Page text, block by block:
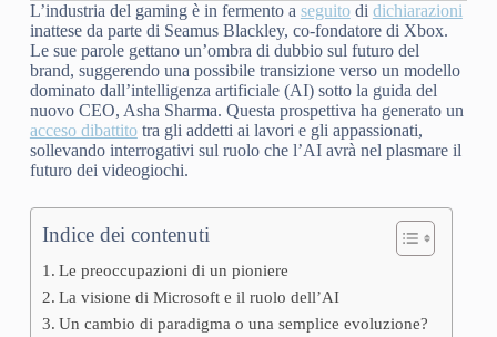
L’industria del gaming è in fermento a seguitodi dichiarazioni
inattese da parte di Seamus Blackley, co-fondatore di Xbox.
Le sue parole gettano un’ombra di dubbio sul futuro del
brand, suggerendo una possibile transizione verso un modello
dominato dall’intelligenza artificiale (AI) sotto la guida del
nuovo CEO, Asha Sharma. Questa prospettiva ha generato un
acceso dibattitotra gli addetti ai lavori e gli appassionati,
sollevando interrogativi sul ruolo che l’AI avrà nel plasmare il
futuro dei videogiochi.
Indice dei contenuti
Le preoccupazioni di un pioniere
La visione di Microsoft e il ruolo dell’AI
Un cambio di paradigma o una semplice evoluzione?